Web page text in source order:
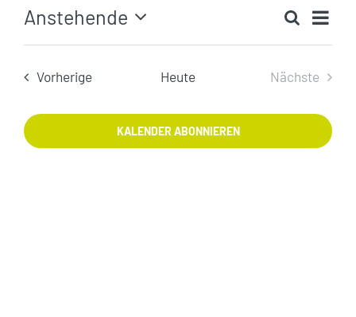
Such-
Suche
Anstehende
Datum
VorherigeVeranstaltungen
Heute
Nächste
KALENDER ABONNIEREN